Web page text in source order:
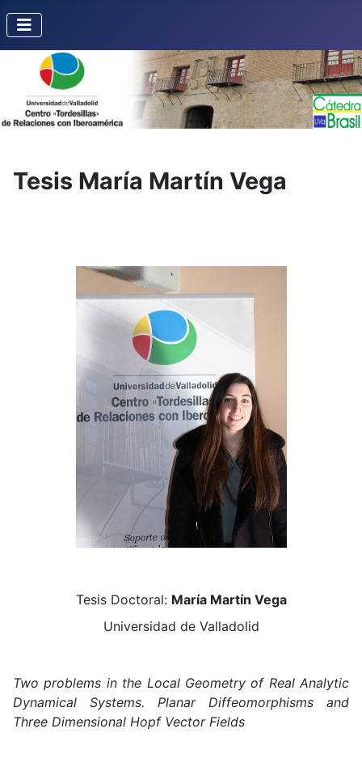
Tesis María Martín Vega
Tesis Doctoral: María Martín Vega
Universidad de Valladolid
Two problems in the Local Geometry of Real Analytic
Dynamical Systems. Planar Diffeomorphisms and
Three Dimensional Hopf Vector Fields